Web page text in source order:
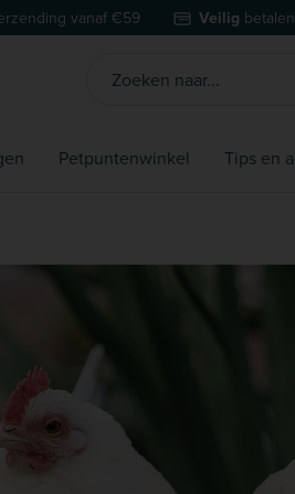
vanaf €59 Veilig betalen
Petpuntenwinkel Tips en